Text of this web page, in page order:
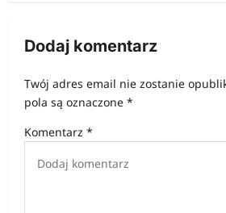
j
w
i
Dodaj komentarz
Twój adres email nie zostanie
pola są oznaczone *
Komentarz *